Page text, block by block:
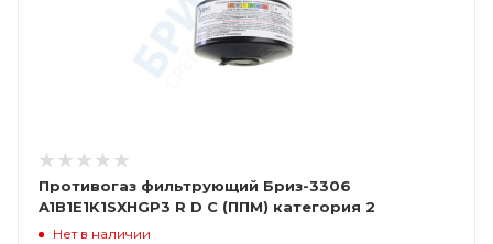
Противогаз фильтрующий Бриз-3306
A1B1E1K1SXHGP3 R D С (ППМ) категория 2
Нет в наличии